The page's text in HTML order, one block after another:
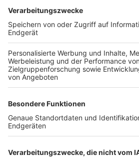
TOP-VEREINE
TOP-PARTNER